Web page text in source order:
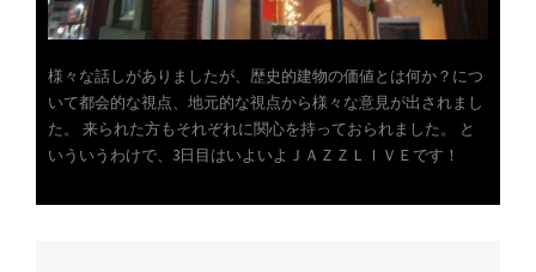
様々な話しがありましたが、歴史的建物の価値とは何か？につ
いて都会的な視点、地元的な視点から様々な意見が出されまし
た。 来られた方もそれぞれに関心を持っておられました。 と
いういうわけで、3日目はいよいよＪＡＺＺＬＩＶＥです！